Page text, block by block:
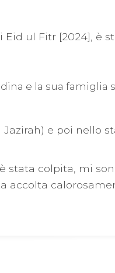
ul Fitr [2024], è
e la sua famiglia
e poi nello
stata colpita, mi
accolta